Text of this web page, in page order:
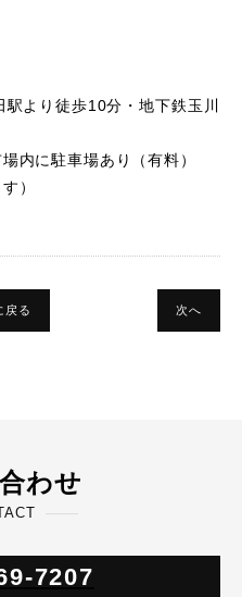
駅より徒歩10分・地下鉄玉川
内に駐車場あり（有料）
）
戻る 次へ
わせ
7207